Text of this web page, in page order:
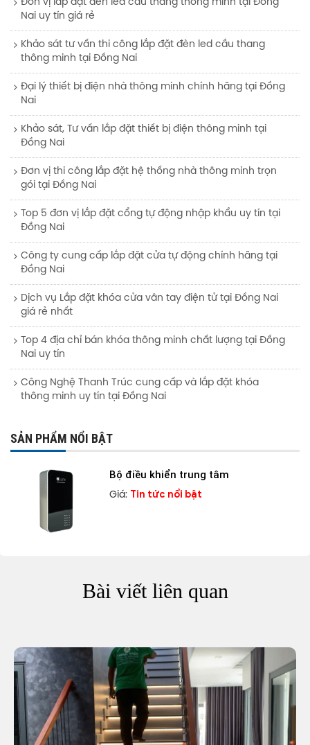
Đơn vị lắp đặt đèn led cầu thang thông minh tại Đồng
Nai uy tín giá rẻ
Khảo sát tư vấn thi công lắp đặt đèn led cầu thang
thông minh tại Đồng Nai
Đại lý thiết bị điện nhà thông minh chính hãng tại Đồng
Nai
Khảo sát, Tư vấn lắp đặt thiết bị điện thông minh tại
Đồng Nai
Đơn vị thi công lắp đặt hệ thống nhà thông minh trọn
gói tại Đồng Nai
Top 5 đơn vị lắp đặt cổng tự động nhập khẩu uy tín tại
Đồng Nai
Công ty cung cấp lắp đặt cửa tự động chính hãng tại
Đồng Nai
Dịch vụ Lắp đặt khóa cửa vân tay điện tử tại Đồng Nai
giá rẻ nhất
Top 4 địa chỉ bán khóa thông minh chất lượng tại Đồng
Nai uy tín
Công Nghệ Thanh Trúc cung cấp và lắp đặt khóa
thông minh uy tín tại Đồng Nai
SẢN PHẨM NỔI BẬT
Bộ điều khiển trung tâm
Giá: Tin tức nổi bật
Bài viết liên quan